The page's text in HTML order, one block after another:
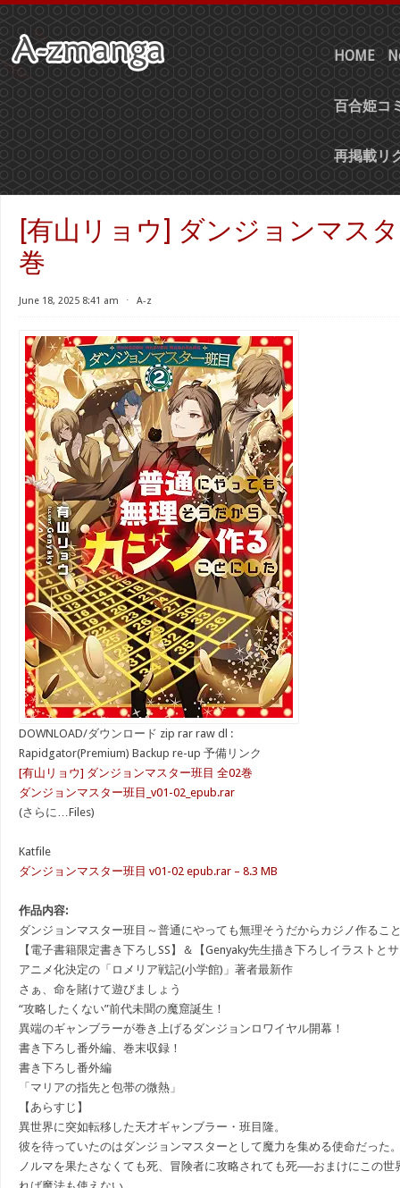
HOME
百合姫コ
再掲載リ
[有山リョウ] ダンジョンマス
巻
June 18, 2025 8:41 am ⋅ A-z
DOWNLOAD/ダウンロード zip rar raw dl :
Rapidgator(Premium) Backup re-up 予備リンク
[有山リョウ] ダンジョンマスター班目 全02巻
ダンジョンマスター班目_v01-02_epub.rar
(さらに…Files)
Katfile
ダンジョンマスター班目 v01-02 epub.rar – 8.3 MB
作品内容:
ダンジョンマスター班目～普通にやっても無理そうだからカジノ作るこ
【電子書籍限定書き下ろしSS】＆【Genyaky先生描き下ろしイラストと
アニメ化決定の「ロメリア戦記(小学館)」著者最新作
さぁ、命を賭けて遊びましょう
“攻略したくない”前代未聞の魔窟誕生！
異端のギャンブラーが巻き上げるダンジョンロワイヤル開幕！
書き下ろし番外編、巻末収録！
書き下ろし番外編
「マリアの指先と包帯の微熱」
【あらすじ】
異世界に突如転移した天才ギャンブラー・班目隆。
彼を待っていたのはダンジョンマスターとして魔力を集める使命だった
ノルマを果たさなくても死、冒険者に攻略されても死──おまけにこの世